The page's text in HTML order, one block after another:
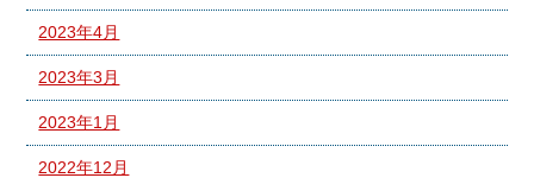
2023年4月
2023年3月
2023年1月
2022年12月